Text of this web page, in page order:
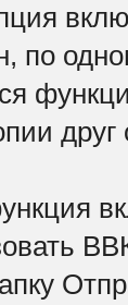
по
друг